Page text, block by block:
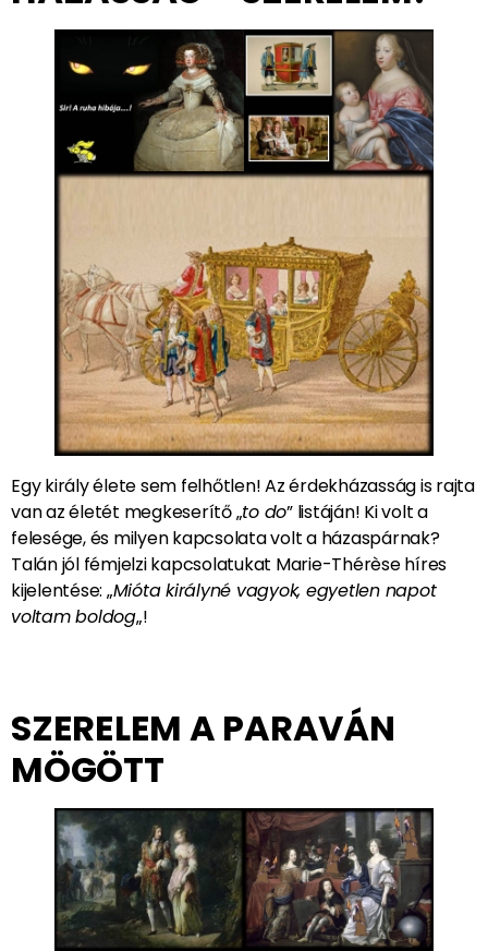
Egy király élete sem felhőtlen! Az érdekházasság is rajta
van az életét megkeserítő „to do” listáján! Ki volt a
felesége, és milyen kapcsolata volt a házaspárnak?
Talán jól fémjelzi kapcsolatukat Marie-Thérèse híres
kijelentése: „Mióta királyné vagyok, egyetlen napot
voltam boldog„!
SZERELEM A PARAVÁN
MÖGÖTT